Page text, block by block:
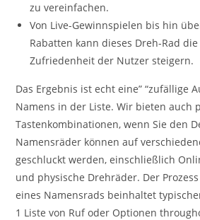
zu vereinfachen.
Von Live-Gewinnspielen bis hin
Rabatten kann dieses Dreh-Rad
Zufriedenheit der Nutzer steigern.
Das Ergebnis ist echt eine” “zufällige
Namens in der Liste. Wir bieten auch
Tastenkombinationen, wenn Sie den
Namensräder können auf
geschluckt werden, einschließlich
und physische Drehräder. Der
eines Namensrads beinhaltet
1 Liste von Ruf oder Optionen